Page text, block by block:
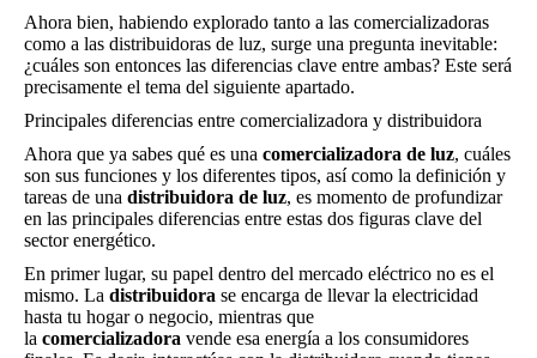
Ahora bien, habiendo explorado tanto a las comercializadoras
como a las distribuidoras de luz, surge una pregunta inevitable:
¿cuáles son entonces las diferencias clave entre ambas? Este será
precisamente el tema del siguiente apartado.
Principales diferencias entre comercializadora y distribuidora
Ahora que ya sabes qué es una comercializadora de luz, cuáles
son sus funciones y los diferentes tipos, así como la definición y
tareas de una distribuidora de luz, es momento de profundizar
en las principales diferencias entre estas dos figuras clave del
sector energético.
En primer lugar, su papel dentro del mercado eléctrico no es el
mismo. La distribuidora se encarga de llevar la electricidad
hasta tu hogar o negocio, mientras que
la comercializadora vende esa energía a los consumidores